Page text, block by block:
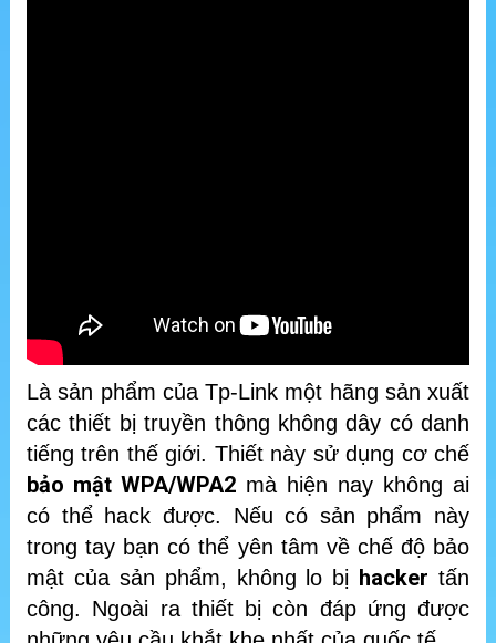
Là sản phẩm của Tp-Link một hãng sản xuất
các thiết bị truyền thông không dây có danh
tiếng trên thế giới. Thiết này sử dụng cơ chế
bảo mật WPA/WPA2 mà hiện nay không ai
có thể hack được. Nếu có sản phẩm này
trong tay bạn có thể yên tâm về chế độ bảo
mật của sản phẩm, không lo bị hacker tấn
công. Ngoài ra thiết bị còn đáp ứng được